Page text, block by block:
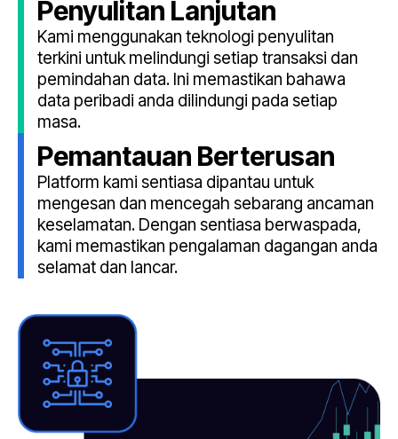
Penyulitan Lanjutan
Kami menggunakan teknologi penyulitan
terkini untuk melindungi setiap transaksi dan
pemindahan data. Ini memastikan bahawa
data peribadi anda dilindungi pada setiap
masa.
Pemantauan Berterusan
Platform kami sentiasa dipantau untuk
mengesan dan mencegah sebarang ancaman
keselamatan. Dengan sentiasa berwaspada,
kami memastikan pengalaman dagangan anda
selamat dan lancar.